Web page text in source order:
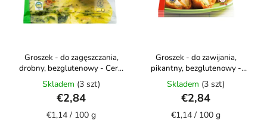
Groszek - do zagęszczania,
drobny, bezglutenowy - Ceria
250g
Skladem (3 szt)
€2,84
€1,14 / 100 g
Groszek - do zawijania,
pikantny, bezglutenowy -
Ceria 250g
Skladem (3 szt)
€2,84
€1,14 / 100 g